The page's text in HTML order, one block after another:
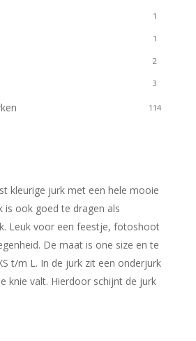
1
1
2
3
114
kleurige jurk met een hele mooie
is ook goed te dragen als
Leuk voor een feestje, fotoshoot
De maat is one size en te
t/m L. In de jurk zit een onderjurk
knie valt. Hierdoor schijnt de jurk